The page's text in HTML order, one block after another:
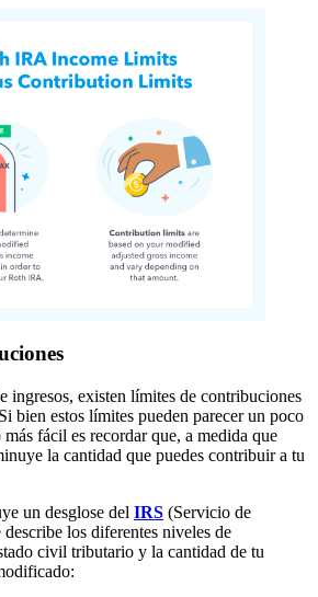
ingresos, existen límites de contribuciones
bien estos límites pueden parecer un poco
fácil es recordar que, a medida que
la cantidad que puedes contribuir a tu
un desglose del IRS (Servicio de
los diferentes niveles de
civil tributario y la cantidad de tu